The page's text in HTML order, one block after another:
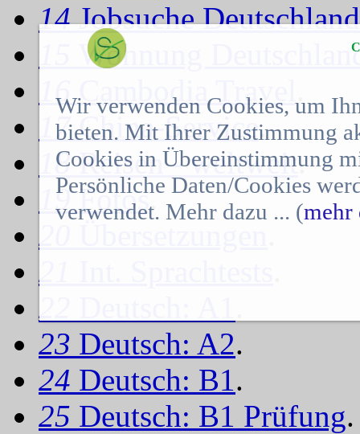
14Jobsuche Deutschland
Wohnung
16Cambodia Travel
17China-Service.
18Reisen - weltweit.
19Fotos.
20
21
22
23 Deutsch: A2.
24 Deutsch: B1.
25 Deutsch: B1 Prüfung.
Wir verwenden Cookies, um
bieten. Mit Ihrer Zustimmung
Cookies in Übereinstimmung
Persönliche Daten/Cookies
verwendet. Mehr dazu ... (mehr